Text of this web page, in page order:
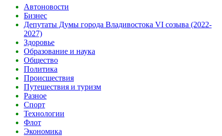
Автоновости
Бизнес
Депутаты Думы города Владивостока VI созыва (2022-
2027)
Здоровье
Образование и наука
Общество
Политика
Происшествия
Путешествия и туризм
Разное
Спорт
Технологии
Флот
Экономика